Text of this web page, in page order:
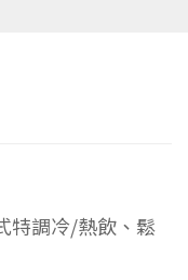
特調冷/熱飲、鬆